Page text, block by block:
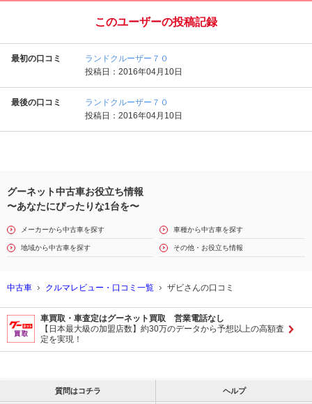
このユーザーの投稿記録
最初の口コミ
ランドクルーザー７０
投稿日：2016年04月10日
最後の口コミ
ランドクルーザー７０
投稿日：2016年04月10日
グーネット中古車お役立ち情報
〜あなたにぴったりな1台を〜
メーカーから中古車を探す 車種から中古車を探す
地域から中古車を探す その他・お役立ち情報
中古車 クルマレビュー・口コミ一覧 ザビさんの口コミ
車買取・車査定はグーネット買取 営業電話なし
【日本最大級の加盟店数】約30万のデータから予想以上の高額査
定を実現！
質問はコチラ ヘルプ